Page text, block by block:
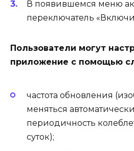
В появившемся меню
переключатель
Пользователи могут
приложение с помощью
частота обновления
меняться
периодичность
суток);